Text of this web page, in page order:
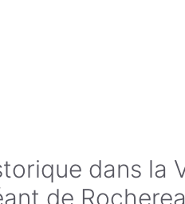
dans la
de